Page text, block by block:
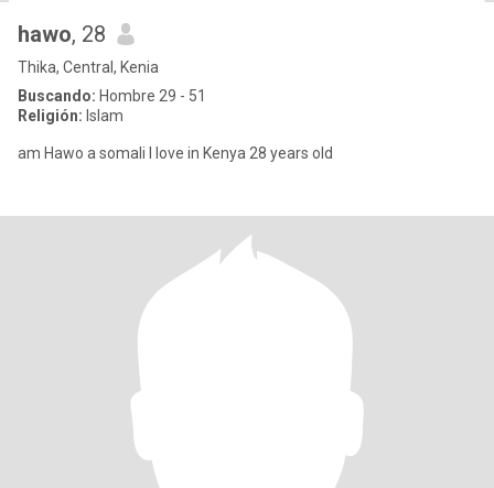
hawo, 28
Thika, Central, Kenia
Buscando: Hombre 29 - 51
Religión: Islam
am Hawo a somali I love in Kenya 28 years old